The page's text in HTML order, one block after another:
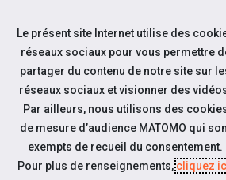
Aller au contenu
Notre actualité
LA SÉCURITÉ AU
Le présent site Internet utilise des
réseaux sociaux pour vous permettre
partager du contenu de notre site sur
réseaux sociaux et visionner des
Par ailleurs, nous utilisons des
de mesure d’audience MATOMO qui
exempts de recueil du consentement.
Pour plus de renseignements,cliquez